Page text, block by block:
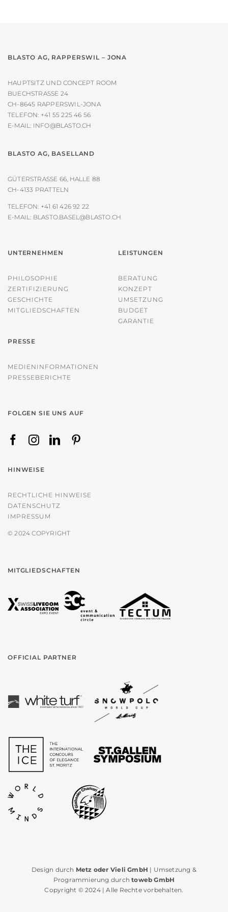
BLASTO AG, RAPPERSWIL – JONA
HAUPTSITZ UND CONCEPT ROOM
BUECHSTRASSE 24
CH-8645 RAPPERSWIL-JONA
TELEFON: +41 55 225 46 56
E-MAIL: INFO@BLASTO.CH
BLASTO AG, BASELLAND
GÜTERSTRASSE 66, HALLE 88
CH-4133 PRATTELN
TELEFON: +41 61 426 92 22
E-MAIL: BLASTO.BASEL@BLASTO.CH
UNTERNEHMEN
PHILOSOPHIE
ZERTIFIZIERUNG
GESCHICHTE
MITGLIEDSCHAFTEN
LEISTUNGEN
BERATUNG
KONZEPT
UMSETZUNG
BUDGET
GARANTIE
PRESSE
MEDIENINFORMATIONEN
PRESSEBERICHTE
FOLGEN SIE UNS AUF
HINWEISE
RECHTLICHE HINWEISE
DATENSCHUTZ
IMPRESSUM
© 2024 COPYRIGHT
MITGLIEDSCHAFTEN
OFFICIAL PARTNER
Design durch Metz oder Vieli GmbH | Umsetzung &
Programmierung durchtoweb GmbH
Copyright © 2024 | Alle Rechte vorbehalten.